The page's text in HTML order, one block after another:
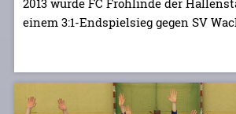
2013 wurde FC Frohlinde der
einem 3:1-Endspielsieg gegen SV